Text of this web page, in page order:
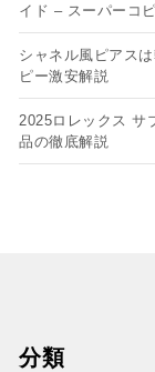
イド – スーパーコ
シャネル風ピアス
ピー​激安解説
2025ロレックス サ
品の徹底解説
分類